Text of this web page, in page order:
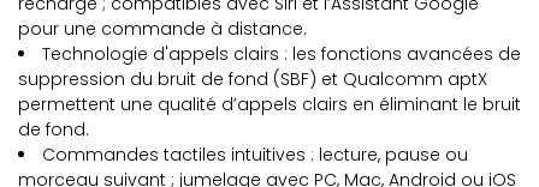
pour une commande à distance.
Technologie d'appels clairs : les fonctions avancées de
suppression du bruit de fond (SBF) et Qualcomm aptX
permettent une qualité d’appels clairs en éliminant le bruit
de fond.
Commandes tactiles intuitives : lecture, pause ou
morceau suivant ; jumelage avec PC, Mac, Android ou iOS